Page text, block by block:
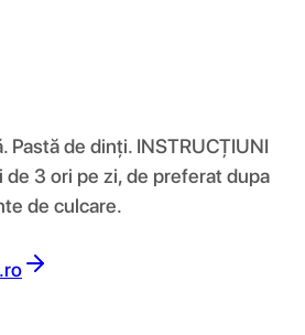
Pastă de dinţi. INSTRUCȚIUNI
de 3 ori pe zi, de preferat dupa
de culcare.